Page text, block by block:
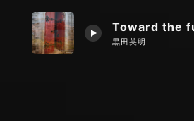
Toward the
黒田英明